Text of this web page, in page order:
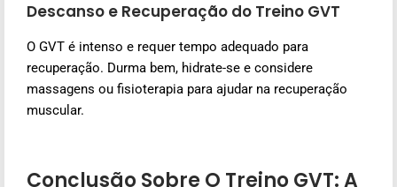
Descanso e Recuperação do Treino GVT
O GVT é intenso e requer tempo adequado para
recuperação. Durma bem, hidrate-se e considere
massagens ou fisioterapia para ajudar na recuperação
muscular.
Conclusão Sobre O Treino GVT: A